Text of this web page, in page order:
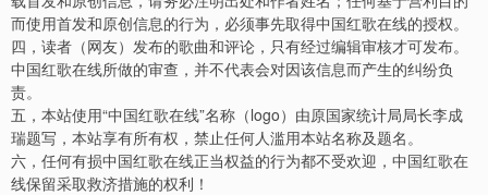
而使用首发和原创信息的行为，必须事先取得中国红歌在线的授权。
四，读者（网友）发布的歌曲和评论，只有经过编辑审核才可发布。
中国红歌在线所做的审查，并不代表会对因该信息而产生的纠纷负
责。
五，本站使用“中国红歌在线”名称（logo）由原国家统计局局长李成
瑞题写，本站享有所有权，禁止任何人滥用本站名称及题名。
六，任何有损中国红歌在线正当权益的行为都不受欢迎，中国红歌在
线保留采取救济措施的权利！